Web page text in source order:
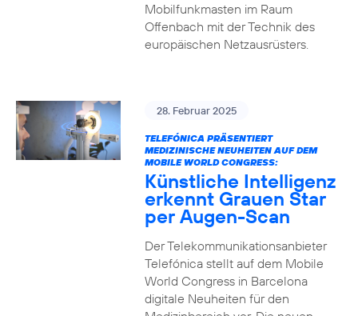
Mobilfunkmasten im Raum
Offenbach mit der Technik des
europäischen Netzausrüsters.
28. Februar 2025
TELEFÓNICA PRÄSENTIERT
MEDIZINISCHE NEUHEITEN AUF DEM
MOBILE WORLD CONGRESS:
Künstliche Intelligenz
erkennt Grauen Star
per Augen-Scan
Der Telekommunikationsanbieter
Telefónica stellt auf dem Mobile
World Congress in Barcelona
digitale Neuheiten für den